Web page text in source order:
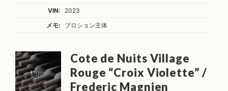
VIN:
2023
メモ:
ブロション主体
Cote de Nuits Village
Rouge “Croix Violette” /
Frederic Magnien